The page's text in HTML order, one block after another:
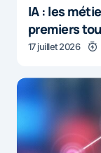
IA : les
premiers
17 juillet 2026